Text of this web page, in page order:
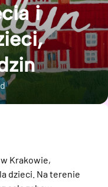
i
Krakowie,
dzieci. Na terenie